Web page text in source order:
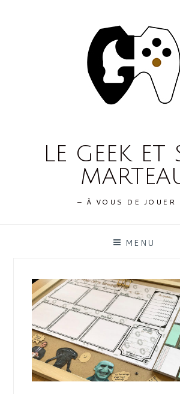
LE GEEK ET
– À VOUS DE JOUER
MENU